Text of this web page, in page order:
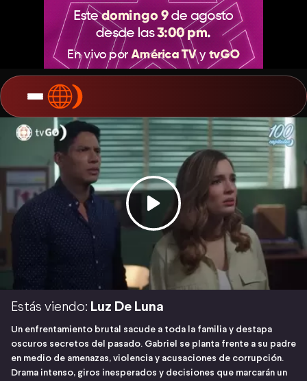
Estás viendo: Luz De Luna
Un enfrentamiento brutal sacude a toda la familia y destapa
oscuros secretos del pasado. Gabriel se planta frente a su padre
en medio de amenazas, violencia y acusaciones de corrupción.
Drama intenso, giros inesperados y decisiones que marcarán un